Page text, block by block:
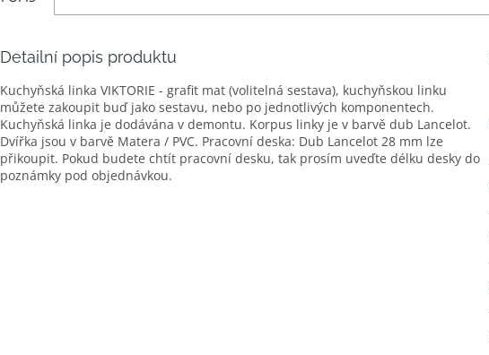
Detailní popis produktu
Kuchyňská linka VIKTORIE - grafit mat (volitelná sestava), kuchyňskou linku
můžete zakoupit buď jako sestavu, nebo po jednotlivých komponentech.
Kuchyňská linka je dodávána v demontu. Korpus linky je v barvě dub Lancelot.
Dvířka jsou v barvě Matera / PVC. Pracovní deska: Dub Lancelot 28 mm lze
přikoupit. Pokud budete chtít pracovní desku, tak prosím uveďte délku desky do
poznámky pod objednávkou.